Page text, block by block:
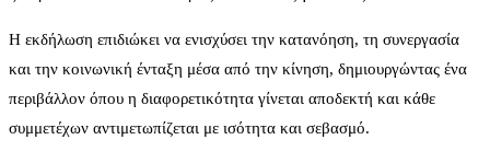
Η εκδήλωση επιδιώκει να ενισχύσει την κατανόηση, τη συνεργασία
και την κοινωνική ένταξη μέσα από την κίνηση, δημιουργώντας ένα
περιβάλλον όπου η διαφορετικότητα γίνεται αποδεκτή και κάθε
συμμετέχων αντιμετωπίζεται με ισότητα και σεβασμό.